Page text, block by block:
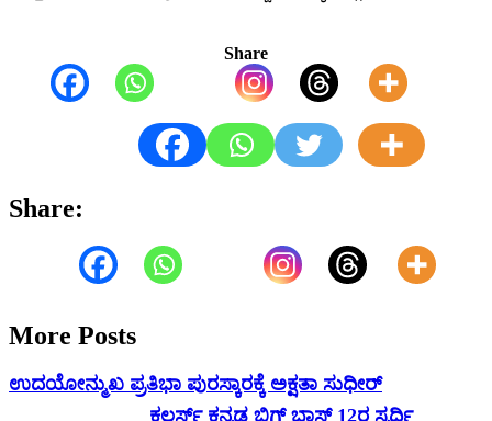
Share
Share:
More Posts
ಉದಯೋನ್ಮುಖ ಪ್ರತಿಭಾ ಪುರಸ್ಕಾರಕ್ಕೆ ಅಕ್ಷತಾ ಸುಧೀರ್
ಕಲರ್ಸ್ ಕನ್ನಡ ಬಿಗ್ ಬಾಸ್ 12ರ ಸ್ಪರ್ಧಿ